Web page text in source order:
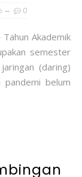
0
Akademik
semester
(daring)
pandemi belum